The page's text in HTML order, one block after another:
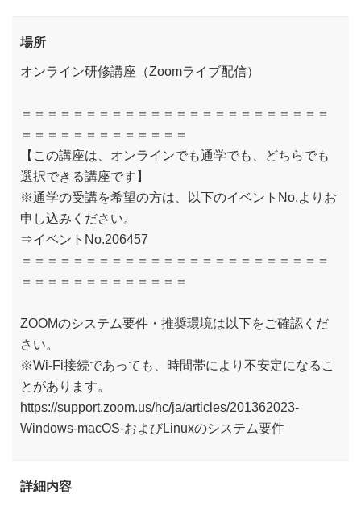
場所
オンライン研修講座（Zoomライブ配信）
＝＝＝＝＝＝＝＝＝＝＝＝＝＝＝＝＝＝＝＝＝＝＝＝
＝＝＝＝＝＝＝＝＝＝＝＝＝
【この講座は、オンラインでも通学でも、どちらでも
選択できる講座です】
※通学の受講を希望の方は、以下のイベントNo.よりお
申し込みください。
⇒イベントNo.206457
＝＝＝＝＝＝＝＝＝＝＝＝＝＝＝＝＝＝＝＝＝＝＝＝
＝＝＝＝＝＝＝＝＝＝＝＝＝
ZOOMのシステム要件・推奨環境は以下をご確認くだ
さい。
※Wi-Fi接続であっても、時間帯により不安定になるこ
とがあります。
https://support.zoom.us/hc/ja/articles/201362023-
Windows-macOS-およびLinuxのシステム要件
詳細内容